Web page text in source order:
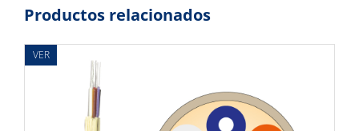
Productos relacionados
VER